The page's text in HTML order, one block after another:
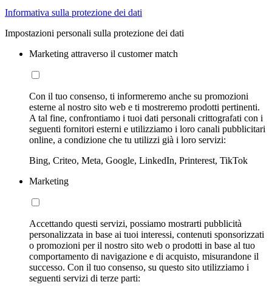
Informativa sulla protezione dei dati
Impostazioni personali sulla protezione dei dati
Marketing attraverso il customer match
Con il tuo consenso, ti informeremo anche su promozioni
esterne al nostro sito web e ti mostreremo prodotti pertinenti.
A tal fine, confrontiamo i tuoi dati personali crittografati con i
seguenti fornitori esterni e utilizziamo i loro canali pubblicitari
online, a condizione che tu utilizzi già i loro servizi:
Bing, Criteo, Meta, Google, LinkedIn, Printerest, TikTok
Marketing
Accettando questi servizi, possiamo mostrarti pubblicità
personalizzata in base ai tuoi interessi, contenuti sponsorizzati
o promozioni per il nostro sito web o prodotti in base al tuo
comportamento di navigazione e di acquisto, misurandone il
successo. Con il tuo consenso, su questo sito utilizziamo i
seguenti servizi di terze parti: